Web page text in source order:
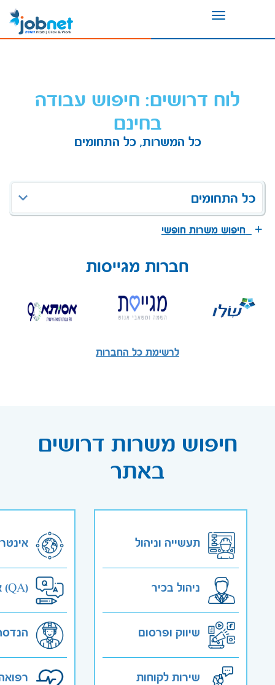
Toggle
לוח דרושים: חיפוש עבודה
בחינם
כל המשרות, כל התחומים
כל התחומים
חיפוש משרות חופשי
חברות מגייסות
לרשימת כל החברות
חיפוש משרות דרושים
באתר
תעשייה וניהול
ניהול בכיר
שיווק ופרסום
שירות לקוחות
אבטחת איכות (QA)